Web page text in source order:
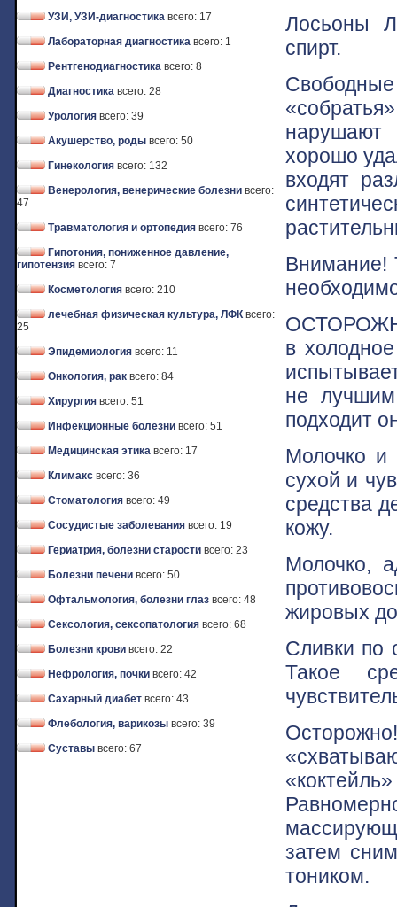
УЗИ, УЗИ-диагностика всего: 17
Лабораторная диагностика всего: 1
Рентгенодиагностика всего: 8
Диагностика всего: 28
Урология всего: 39
Акушерство, роды всего: 50
Гинекология всего: 132
Венерология, венерические болезни всего:
47
Травматология и ортопедия всего: 76
Гипотония, пониженное давление,
гипотензия всего: 7
Косметология всего: 210
лечебная физическая культура, ЛФК всего:
25
Эпидемиология всего: 11
Онкология, рак всего: 84
Хирургия всего: 51
Инфекционные болезни всего: 51
Медицинская этика всего: 17
Климакс всего: 36
Стоматология всего: 49
Сосудистые заболевания всего: 19
Гериатрия, болезни старости всего: 23
Болезни печени всего: 50
Офтальмология, болезни глаз всего: 48
Сексология, сексопатология всего: 68
Болезни крови всего: 22
Нефрология, почки всего: 42
Сахарный диабет всего: 43
Флебология, варикозы всего: 39
Суставы всего: 67
Лосьоны
спирт.
нарушают
хорошо
входят
Внимание!
в
не
подходит
Молочко и
сухой и
средства
кожу.
Молочко,
жировых
Сливки по
Такое
затем
тоником.